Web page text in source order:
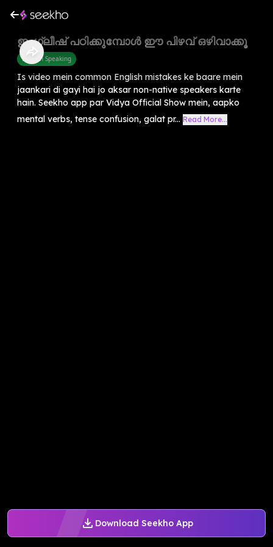
Download Seekho App
ഇംഗ്ലീഷ് പഠിക്കുമ്പോൾ ഈ പിഴവ് ഒഴിവാക്കൂ
English Speaking
Is video mein common English mistakes ke baare mein
jaankari di gayi hai jo aksar non-native speakers karte
hain. Seekho app par Vidya Official Show mein, aapko
mental verbs, tense confusion, galat pr... Read More...